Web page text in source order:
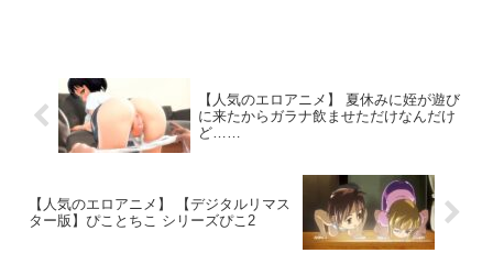
て…！？歌のお姉さんとの大人な恋愛ス
トーリー、第2期が開幕！
【人気のエロアニメ】 夏休みに姪が遊び
に来たからガラナ飲ませただけなんだけ
ど……
【人気のエロアニメ】 【デジタルリマス
ター版】ぴことちこ シリーズぴこ2